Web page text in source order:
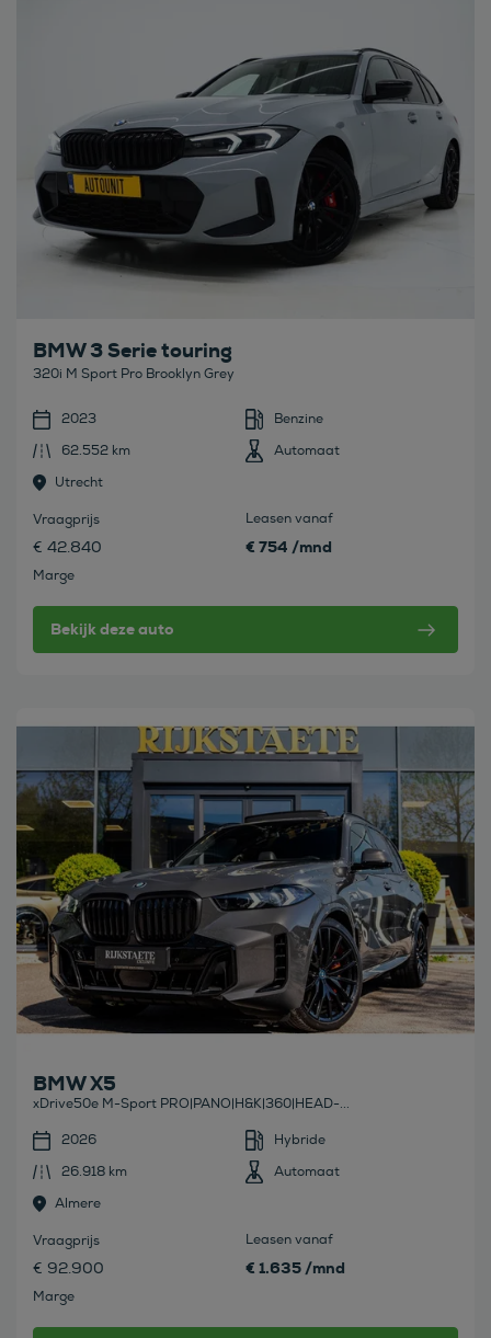
BMW 3 Serie touring
320i M Sport Pro Brooklyn Grey
2023
Benzine
62.552 km
Automaat
Utrecht
Vraagprijs
€ 42.840
Marge
Leasen vanaf
€ 754 /mnd
Bekijk deze auto
Bekijk deze auto
BMW X5
xDrive50e M-Sport PRO|PANO|H&K|360|HEAD-...
2026
Hybride
26.918 km
Automaat
Almere
Vraagprijs
€ 92.900
Marge
Leasen vanaf
€ 1.635 /mnd